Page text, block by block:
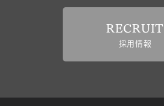
RECRUIT
採用情報